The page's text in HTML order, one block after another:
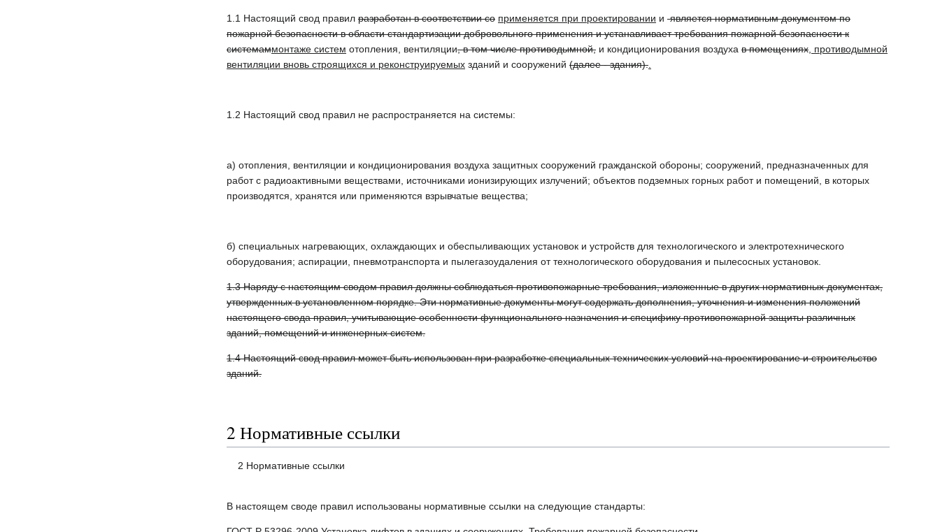
1.1 Настоящий свод правил разработан в соответствии со применяется при проектировании и является нормативным документом по
пожарной безопасности в области стандартизации добровольного применения и устанавливает требования пожарной безопасности к
системаммонтаже систем отопления, вентиляции, в том числе противодымной, и кондиционирования воздуха в помещениях , противодымной
вентиляции вновь строящихся и реконструируемых зданий и сооружений (далее - здания).
1.2 Настоящий свод правил не распространяется на системы:
а) отопления, вентиляции и кондиционирования воздуха защитных сооружений гражданской обороны; сооружений, предназначенных для
работ с радиоактивными веществами, источниками ионизирующих излучений; объектов подземных горных работ и помещений, в которых
производятся, хранятся или применяются взрывчатые вещества;
б) специальных нагревающих, охлаждающих и обеспыливающих установок и устройств для технологического и электротехнического
оборудования; аспирации, пневмотранспорта и пылегазоудаления от технологического оборудования и пылесосных установок.
1.3 Наряду с настоящим сводом правил должны соблюдаться противопожарные требования, изложенные в других нормативных документах,
утвержденных в установленном порядке. Эти нормативные документы могут содержать дополнения, уточнения и изменения положений
настоящего свода правил, учитывающие особенности функционального назначения и специфику противопожарной защиты различных
зданий, помещений и инженерных систем.
1.4 Настоящий свод правил может быть использован при разработке специальных технических условий на проектирование и строительство
зданий.
2 Нормативные ссылки
2 Нормативные ссылки
В настоящем своде правил использованы нормативные ссылки на следующие стандарты: